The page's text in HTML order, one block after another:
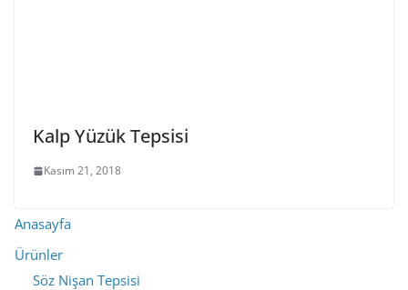
Kalp Yüzük Tepsisi
Kasım 21, 2018
Anasayfa
Ürünler
Söz Nişan Tepsisi